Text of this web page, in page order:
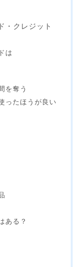
・クレジット
は
を奪う
ったほうが良い
ある？